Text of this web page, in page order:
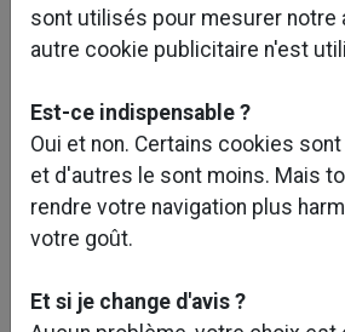
Caractéristiques et objectifs du
Les nombreuses dégradations
voisinage sur la verrière du
sont utilisés pour mesurer notre
autre cookie publicitaire n'est
Est-ce indispensable ?
Oui et non. Certains cookies
et d'autres le sont moins. Mais
rendre votre navigation plus
votre goût.
Et si je change d'avis ?